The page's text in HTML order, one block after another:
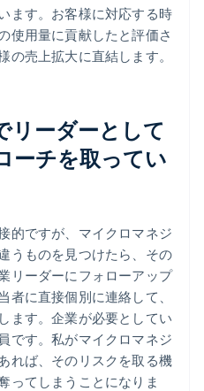
ます。お客様に対応する時
使用量に貢献したと評価さ
の売上拡大に直結します。
リーダーとして
ーチを取ってい
的ですが、マイクロマネジ
うものを見つけたら、その
リーダーにフォローアップ
者に直接個別に連絡して、
ます。企業が必要としてい
です。私がマイクロマネジ
れば、そのリスクを取る機
ってしまうことになりま